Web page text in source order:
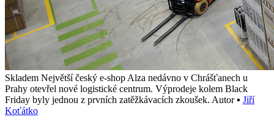
Skladem Největší český e-shop Alza nedávno v Chrášťanech u
Prahy otevřel nové logistické centrum. Výprodeje kolem Black
Friday byly jednou z prvních zatěžkávacích zkoušek. Autor ▪ Jiří
Koťátko